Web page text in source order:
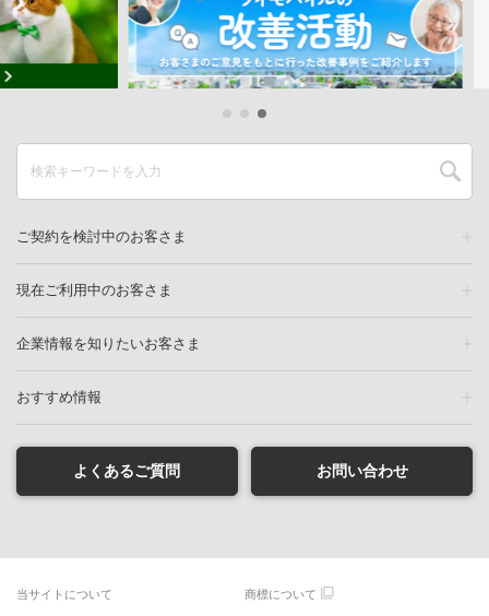
ご契約を検討中のお客さま
現在ご利用中のお客さま
企業情報を知りたいお客さま
おすすめ情報
よくあるご質問 お問い合わせ
当サイトについて 商標について